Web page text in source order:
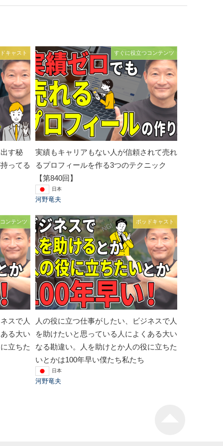
キャスト
す秘
ってる
すぐに役立つコンテンツ
実績もキャリアもない人が信頼されて売れ
るプロフィールを作る3つのテクニック
【第840回】
日本
河野竜夫
ンテンツ
スで人
る大い
立ちた
ポッドキャスト
人の役に立つ仕事がしたい、ビジネスで人
を助けたいと思っている人によくある大い
なる勘違い。人を助けとか人の役に立ちた
いとかは100年早い僕たち私たち
日本
河野竜夫